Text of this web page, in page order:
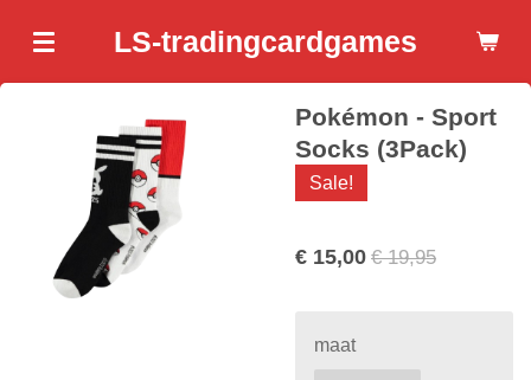
direct
naar
hoofdinhoud
LS-tradingcardgames
Pokémon - Sport
Socks (3Pack)
Sale!
€ 15,00 € 19,95
maat